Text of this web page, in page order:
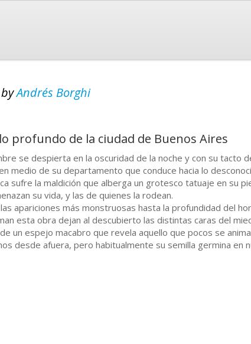
byAndrés Borghi
profundo de la ciudad de Buenos Aires
se despierta en la oscuridad de la noche y con su tacto
medio de su departamento que conduce hacia lo
sufre la maldición que alberga un grotesco tatuaje en su
su vida, y las de quienes la rodean.
apariciones más monstruosas hasta la profundidad del
esta obra dejan al descubierto las distintas caras del
un espejo macabro que revela aquello que pocos se
desde afuera, pero habitualmente su semilla germina en